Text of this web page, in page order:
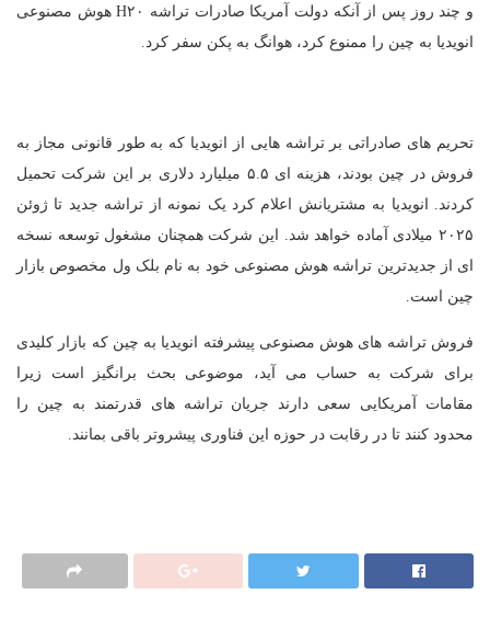
و چند روز پس از آنکه دولت آمریکا صادرات تراشه H۲۰ هوش مصنوعی
انویدیا به چین را ممنوع کرد، هوانگ به پکن سفر کرد.
تحریم های صادراتی بر تراشه هایی از انویدیا که به طور قانونی مجاز به
فروش در چین بودند، هزینه ای ۵.۵ میلیارد دلاری بر این شرکت تحمیل
کردند. انویدیا به مشتریانش اعلام کرد یک نمونه از تراشه جدید تا ژوئن
۲۰۲۵ میلادی آماده خواهد شد. این شرکت همچنان مشغول توسعه نسخه
ای از جدیدترین تراشه هوش مصنوعی خود به نام بلک ول مخصوص بازار
چین است.
فروش تراشه های هوش مصنوعی پیشرفته انویدیا به چین که بازار کلیدی
برای شرکت به حساب می آید، موضوعی بحث برانگیز است زیرا
مقامات آمریکایی سعی دارند جریان تراشه های قدرتمند به چین را
محدود کنند تا در رقابت در حوزه این فناوری پیشروتر باقی بمانند.